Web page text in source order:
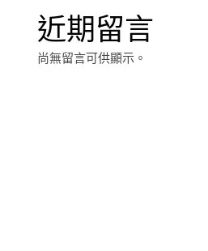
近期留言
尚無留言可供顯示。